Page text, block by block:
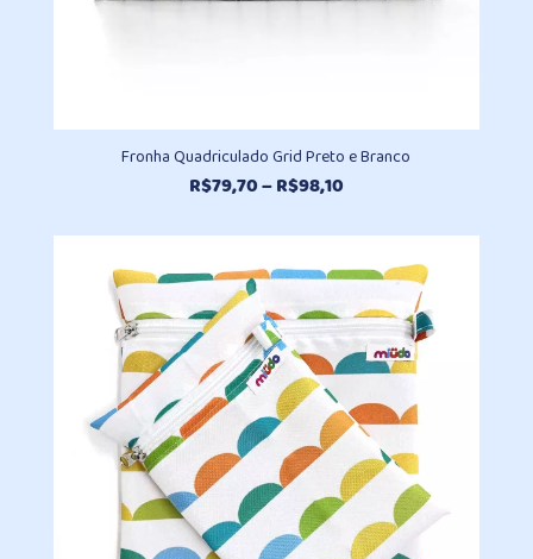
Fronha Quadriculado Grid Preto e Branco
R$79,70–R$98,10Faixa
preço:
R$79,70
através
R$98,10